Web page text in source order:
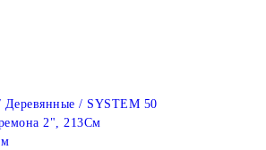
Деревянные / SYSTEM 50
2", 213См